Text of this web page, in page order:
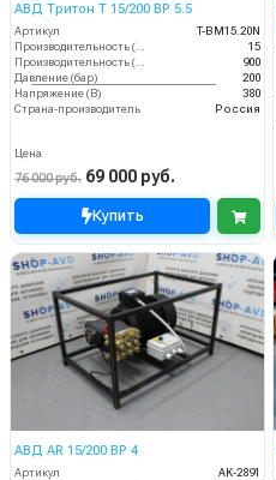
АВД Тритон Т 15/200 ВР 5.5
Артикул
T-BM15.20N
Производительность (л/мин)
15
Производительность (л/ч)
900
Давление (бар)
200
Напряжение (В)
380
Страна-производитель
Россия
Цена
76 000 руб. 69 000 руб.
Купить
АВД AR 15/200 BP 4
Артикул
AK-2891